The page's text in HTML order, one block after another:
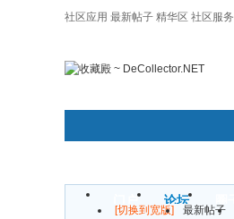
社区应用 最新帖子 精华区 社区服务
门户 论坛
[切换到宽版] 最新帖子